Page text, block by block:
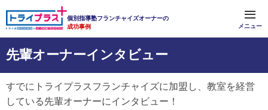
個別指導塾フランチャイズオーナーの
成功事例
メニュー
先輩オーナーインタビュー
すでにトライプラスフランチャイズに加盟し、教室を経営
している先輩オーナーにインタビュー！